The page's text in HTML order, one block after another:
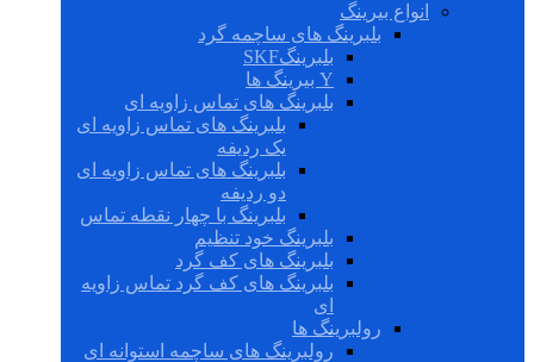
انواع بیرینگ
بلبرینگ های ساچمه گرد
بلبرینگSKF
Y بیرینگ ها
بلبرینگ های تماس زاویه ای
بلبرینگ های تماس زاویه ای
یک ردیفه
بلبرینگ های تماس زاویه ای
دو ردیفه
بلبرینگ با چهار نقطه تماس
بلبرینگ خود تنظیم
بلبرینگ های کف گرد
بلبرینگ های کف گرد تماس زاویه
ای
رولبرینگ ها
رولبرینگ های ساچمه استوانه ای